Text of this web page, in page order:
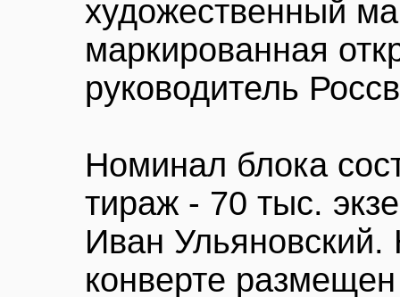
художественный
маркированная
руководитель
Номинал блока
тираж - 70 тыс.
Иван
конверте